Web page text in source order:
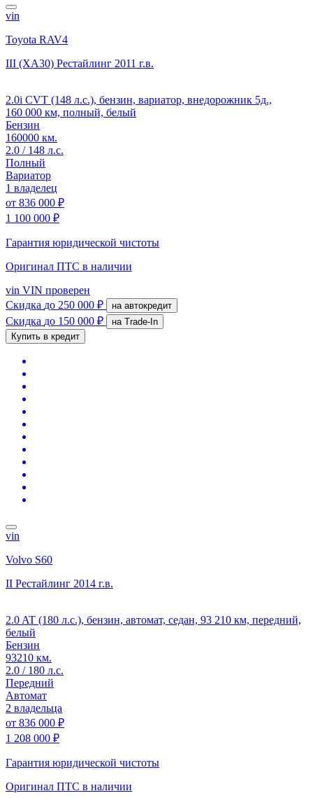
vin
Toyota RAV4
III (XA30) Рестайлинг 2011 г.в.
2.0i CVT (148 л.с.), бензин, вариатор, внедорожник 5д.,
160 000 км, полный, белый
Бензин
160000 км.
2.0 / 148 л.с.
Полный
Вариатор
1 владелец
от 836 000 ₽
1 100 000 ₽
Гарантия юридической чистоты
Оригинал ПТС в наличии
vin VIN проверен
Скидка до 250 000 ₽ на автокредит
Скидка до 150 000 ₽
на Trade-In
Купить в кредит
vin
Volvo S60
II Рестайлинг 2014 г.в.
2.0 AT (180 л.с.), бензин, автомат, седан, 93 210 км, передний,
белый
Бензин
93210 км.
2.0 / 180 л.с.
Передний
Автомат
2 владельца
от 836 000 ₽
1 208 000 ₽
Гарантия юридической чистоты
Оригинал ПТС в наличии